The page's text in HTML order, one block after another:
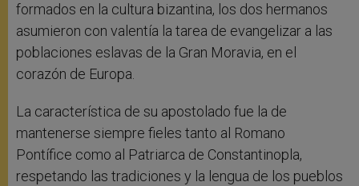
formados en la cultura bizantina, los dos hermanos
asumieron con valentía la tarea de evangelizar a las
poblaciones eslavas de la Gran Moravia, en el
corazón de Europa.
La característica de su apostolado fue la de
mantenerse siempre fieles tanto al Romano
Pontífice como al Patriarca de Constantinopla,
respetando las tradiciones y la lengua de los pueblos